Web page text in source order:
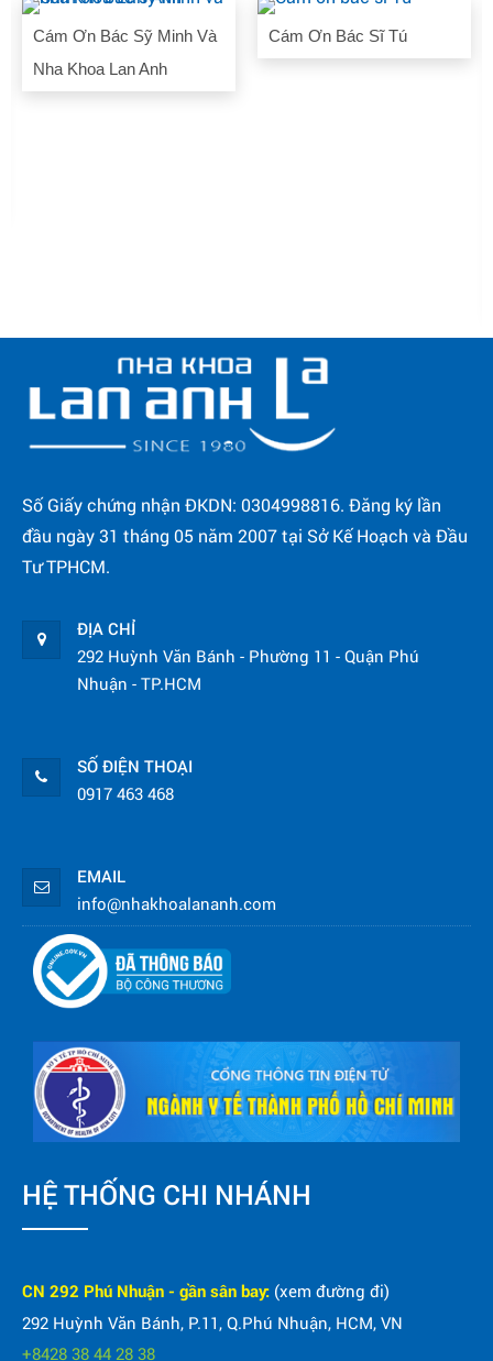
Cám Ơn Bác Sỹ Minh Và
Nha Khoa Lan Anh
Cám Ơn Bác Sĩ Tú
Số Giấy chứng nhận ĐKDN: 0304998816. Đăng ký lần
đầu ngày 31 tháng 05 năm 2007 tại Sở Kế Hoạch và Đầu
Tư TPHCM.
ĐỊA CHỈ
292 Huỳnh Văn Bánh - Phường 11 - Quận Phú
Nhuận - TP.HCM
SỐ ĐIỆN THOẠI
0917 463 468
EMAIL
info@nhakhoalananh.com
HỆ THỐNG CHI NHÁNH
CN 292 Phú Nhuận - gần sân bay: (xem đường đi)
292 Huỳnh Văn Bánh, P.11, Q.Phú Nhuận, HCM, VN
+8428 38 44 28 38